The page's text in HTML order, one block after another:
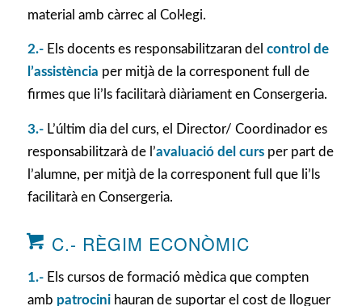
material amb càrrec al Col·legi.
2.-Els docents es responsabilitzaran del control de
l’assistència per mitjà de la corresponent full de
firmes que li’ls facilitarà diàriament en Consergeria.
3.-L’últim dia del curs, el Director/ Coordinador es
responsabilitzarà de l’avaluació del cursper part de
l’alumne, per mitjà de la corresponent full que li’ls
facilitarà en Consergeria.
C.- RÈGIM ECONÒMIC
1.-Els cursos de formació mèdica que compten
amb patrocinihauran de suportar el cost de lloguer